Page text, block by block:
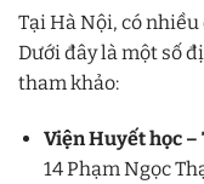
Tại Hà Nội, có
Dưới đây là một số
tham khảo:
Viện Huyết học
14 Phạm Ngọc